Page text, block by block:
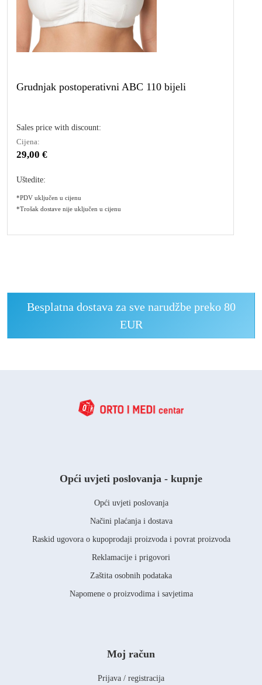
Grudnjak postoperativni ABC 110 bijeli
Sales price with discount:
Cijena:
29,00 €
Uštedite:
*PDV uključen u cijenu
*Trošak dostave nije uključen u cijenu
Besplatna dostava za sve narudžbe preko 80
EUR
Opći uvjeti poslovanja - kupnje
Opći uvjeti poslovanja
Načini plaćanja i dostava
Raskid ugovora o kupoprodaji proizvoda i povrat proizvoda
Reklamacije i prigovori
Zaštita osobnih podataka
Napomene o proizvodima i savjetima
Moj račun
Prijava / registracija